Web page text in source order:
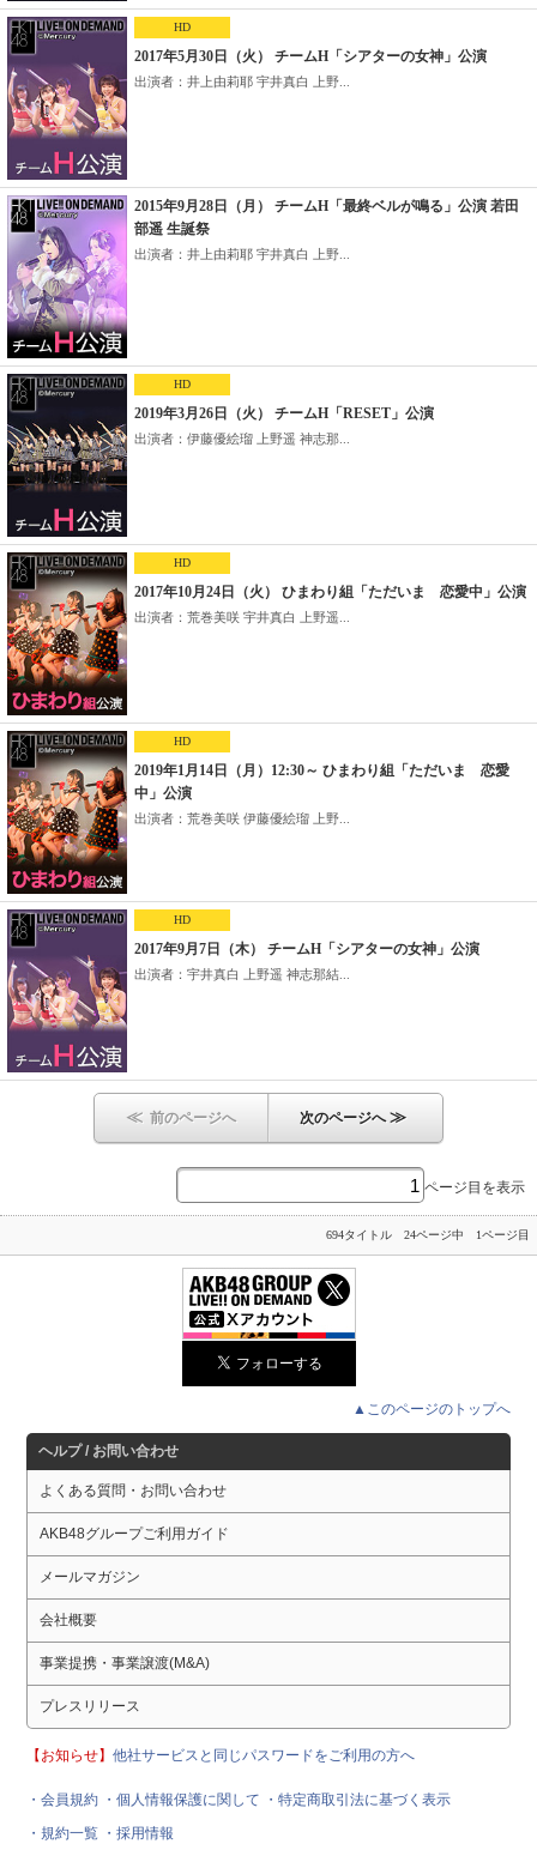
HD
2017年5月30日（火） チームH「シアターの女神」公演
出演者：井上由莉耶 宇井真白 上野...
2015年9月28日（月） チームH「最終ベルが鳴る」公演 若田
部遥 生誕祭
出演者：井上由莉耶 宇井真白 上野...
HD
2019年3月26日（火） チームH「RESET」公演
出演者：伊藤優絵瑠 上野遥 神志那...
HD
2017年10月24日（火） ひまわり組「ただいま 恋愛中」公演
出演者：荒巻美咲 宇井真白 上野遥...
HD
2019年1月14日（月）12:30～ ひまわり組「ただいま 恋愛
中」公演
出演者：荒巻美咲 伊藤優絵瑠 上野...
HD
2017年9月7日（木） チームH「シアターの女神」公演
出演者：宇井真白 上野遥 神志那結...
≪ 前のページへ 次のページへ≫
ページ目を表示
694タイトル 24ページ中 1ページ目
▲このページのトップへ
ヘルプ / お問い合わせ
よくある質問・お問い合わせ
AKB48グループご利用ガイド
メールマガジン
会社概要
事業提携・事業譲渡(M&A)
プレスリリース
【お知らせ】他社サービスと同じパスワードをご利用の方へ
・会員規約 ・個人情報保護に関して
・特定商取引法に基づく表示
・規約一覧 ・採用情報